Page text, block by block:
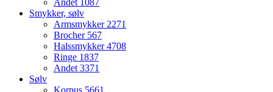
Andet 1087
Smykker, sølv
Armsmykker2271
Brocher 567
Halssmykker4708
Ringe 1837
Andet3371
Sølv